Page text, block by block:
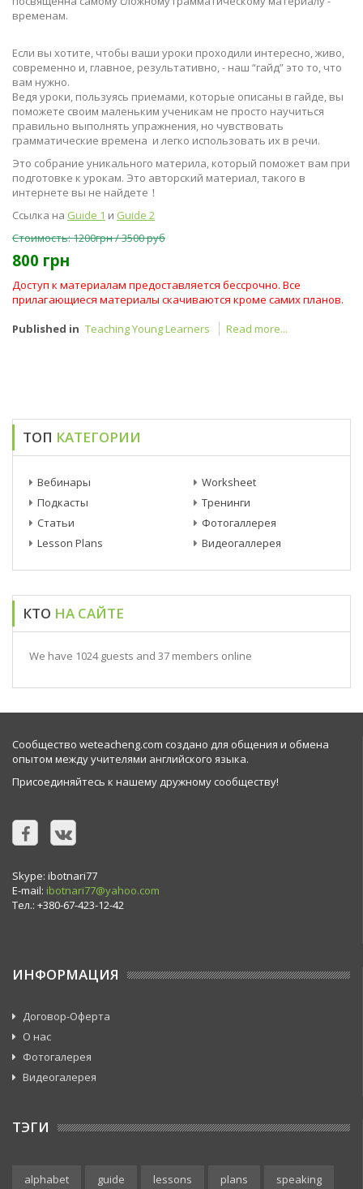
временам.
Если вы хотите, чтобы ваши уроки проходили интересно, живо,
современно и, главное, результативно, - наш “гайд” это то, что
вам нужно.
Ведя уроки, пользуясь приемами, которые описаны в гайде, вы
поможете своим маленьким ученикам не просто научиться
правильно выполнять упражнения, но чувствовать
грамматические времена и легко использовать их в речи.
Это собрание уникального материла, который поможет вам при
подготовке к урокам. Это авторский материал, такого в
интернете вы не найдете ！
Ссылка на Guide 1 и Guide 2
Стоимость: 1200грн / 3500 руб
800 грн
Доступ к материалам предоставляется бессрочно. Все
прилагающиеся материалы скачиваются кроме самих планов.
Published in Teaching Young Learners Read more...
ТОП КАТЕГОРИИ
Вебинары
Подкасты
Статьи
Lesson Plans
Worksheet
Тренинги
Фотогаллерея
Видеогаллерея
КТО НА САЙТЕ
We have 1024 guests and 37 members online
Сообщество weteacheng.com создано для общения и обмена
опытом между учителями английского языка.
Присоединяйтесь к нашему дружному сообществу!
Skype: ibotnari77
E-mail: ibotnari77@yahoo.com
Тел.: +380-67-423-12-42
ИНФОРМАЦИЯ
Договор-Оферта
О нас
Фотогалерея
Видеогалерея
ТЭГИ
alphabet guide lessons plans speaking